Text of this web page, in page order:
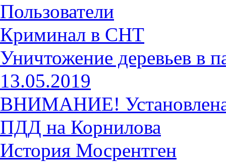
Пользователи
Криминал в СНТ
Уничтожение деревьев в
13.05.2019
ВНИМАНИЕ! Установлена
ПДД на Корнилова
История Мосрентген